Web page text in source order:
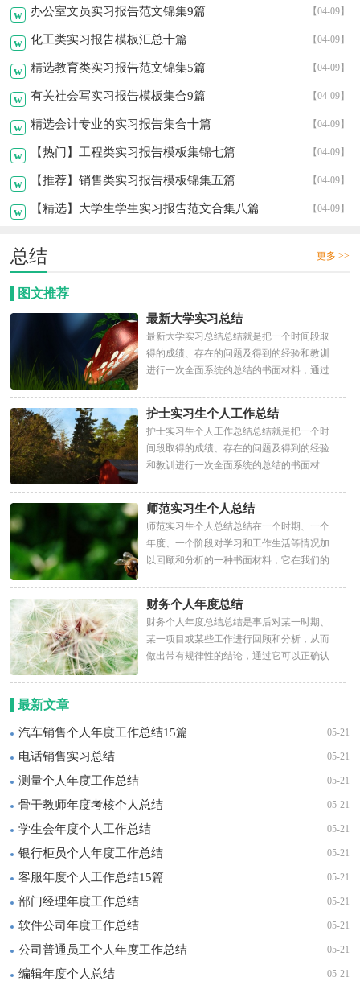
w 【04-09】
办公室文员实习报告范文锦集9篇
w 【04-09】
化工类实习报告模板汇总十篇
w 【04-09】
精选教育类实习报告范文锦集5篇
w 【04-09】
有关社会写实习报告模板集合9篇
w 【04-09】
精选会计专业的实习报告集合十篇
w 【04-09】
【热门】工程类实习报告模板集锦七篇
w 【04-09】
【推荐】销售类实习报告模板锦集五篇
w 【04-09】
【精选】大学生学生实习报告范文合集八篇
总结 更多 >>
图文推荐
最新大学实习总结
最新大学实习总结总结就是把一个时间段取
得的成绩、存在的问题及得到的经验和教训
进行一次全面系统的总结的书面材料，通过
护士实习生个人工作总结
护士实习生个人工作总结总结就是把一个时
间段取得的成绩、存在的问题及得到的经验
和教训进行一次全面系统的总结的书面材
师范实习生个人总结
师范实习生个人总结总结在一个时期、一个
年度、一个阶段对学习和工作生活等情况加
以回顾和分析的一种书面材料，它在我们的
财务个人年度总结
财务个人年度总结总结是事后对某一时期、
某一项目或某些工作进行回顾和分析，从而
做出带有规律性的结论，通过它可以正确认
最新文章
05-21
汽车销售个人年度工作总结15篇
05-21
电话销售实习总结
05-21
测量个人年度工作总结
05-21
骨干教师年度考核个人总结
05-21
学生会年度个人工作总结
05-21
银行柜员个人年度工作总结
05-21
客服年度个人工作总结15篇
05-21
部门经理年度工作总结
05-21
软件公司年度工作总结
05-21
公司普通员工个人年度工作总结
05-21
编辑年度个人总结